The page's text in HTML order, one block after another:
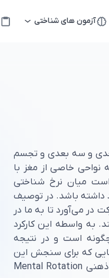
آزمون های شناختی
و سه بعدی و تجسم
خاصی از مغز با
میان نرخ شناختی
باشد. در توصیف
می‌آورد تا به ما در
به واسطه این کارکرد
است و در نتیجه
که برای سنجش این
توانایی شناختی در افراد استفاده می‌شود، آزمون چرخش ذهنی Mental Rotation